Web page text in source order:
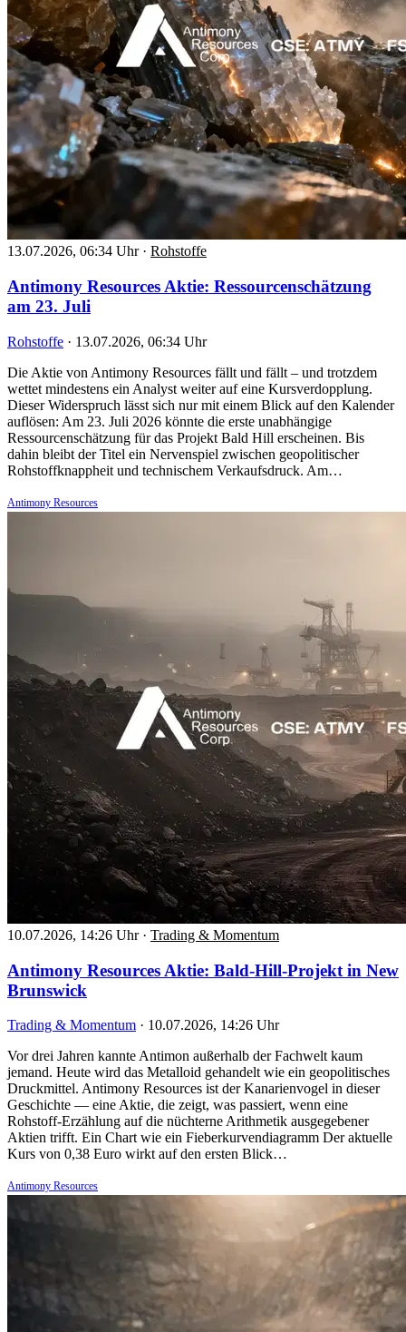
13.07.2026, 06:34 Uhr · Rohstoffe
Antimony Resources Aktie: Ressourcenschätzung
am 23. Juli
Rohstoffe · 13.07.2026, 06:34 Uhr
Die Aktie von Antimony Resources fällt und fällt – und trotzdem
wettet mindestens ein Analyst weiter auf eine Kursverdopplung.
Dieser Widerspruch lässt sich nur mit einem Blick auf den Kalender
auflösen: Am 23. Juli 2026 könnte die erste unabhängige
Ressourcenschätzung für das Projekt Bald Hill erscheinen. Bis
dahin bleibt der Titel ein Nervenspiel zwischen geopolitischer
Rohstoffknappheit und technischem Verkaufsdruck. Am…
Antimony Resources
10.07.2026, 14:26 Uhr · Trading & Momentum
Antimony Resources Aktie: Bald-Hill-Projekt in New
Brunswick
Trading & Momentum · 10.07.2026, 14:26 Uhr
Vor drei Jahren kannte Antimon außerhalb der Fachwelt kaum
jemand. Heute wird das Metalloid gehandelt wie ein geopolitisches
Druckmittel. Antimony Resources ist der Kanarienvogel in dieser
Geschichte — eine Aktie, die zeigt, was passiert, wenn eine
Rohstoff-Erzählung auf die nüchterne Arithmetik ausgegebener
Aktien trifft. Ein Chart wie ein Fieberkurvendiagramm Der aktuelle
Kurs von 0,38 Euro wirkt auf den ersten Blick…
Antimony Resources